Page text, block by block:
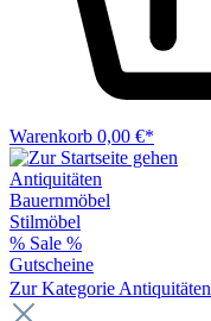
Warenkorb 0,00 €*
Antiquitäten
Bauernmöbel
Stilmöbel
% Sale %
Gutscheine
Zur Kategorie Antiquitäten